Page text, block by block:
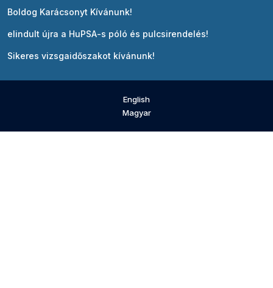
Boldog Karácsonyt Kívánunk!
elindult újra a HuPSA-s póló és pulcsirendelés!
Sikeres vizsgaidőszakot kívánunk!
English
Magyar